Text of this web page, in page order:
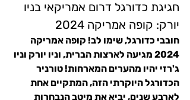
חגיגת כדורגל דרום אמריקאי בניו
יורק: קופה אמריקה 2024
חובבי כדורגל, שימו לב! קופה אמריקה
2024 מגיעה לארצות הברית, וניו יורק וניו
ג'רזי יהיו מהערים המארחות! טורניר
הכדורגל היוקרתי הזה, המתקיים אחת
לארבע שנים, יביא את מיטב הנבחרות